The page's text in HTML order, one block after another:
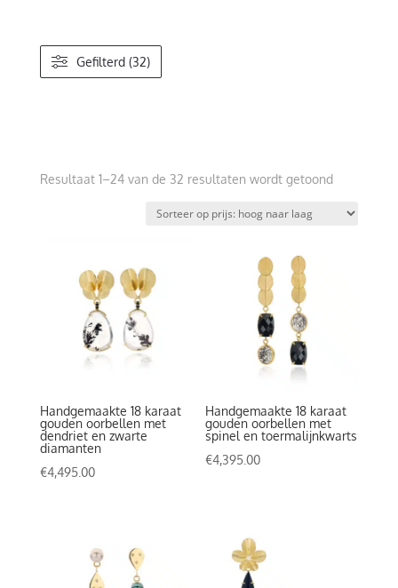
Gefilterd (32)
Resultaat 1–24 van de 32 resultaten wordt getoondGesorteerd
prijs:
Handgemaakte 18 karaat
gouden oorbellen met
dendriet en zwarte
diamanten
€4,495.00
Handgemaakte 18 karaat
gouden oorbellen met
spinel en toermalijnkwarts
€4,395.00